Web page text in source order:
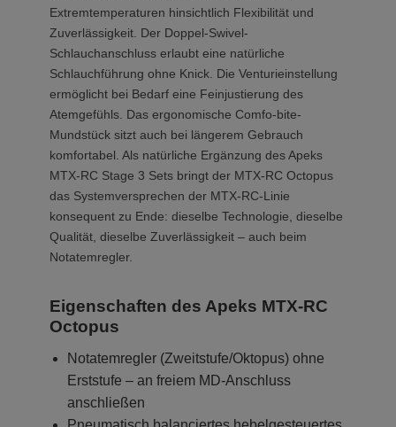
Extremtemperaturen hinsichtlich Flexibilität und
Zuverlässigkeit. Der Doppel-Swivel-
Schlauchanschluss erlaubt eine natürliche
Schlauchführung ohne Knick. Die Venturieinstellung
ermöglicht bei Bedarf eine Feinjustierung des
Atemgefühls. Das ergonomische Comfo-bite-
Mundstück sitzt auch bei längerem Gebrauch
komfortabel. Als natürliche Ergänzung des Apeks
MTX-RC Stage 3 Sets bringt der MTX-RC Octopus
das Systemversprechen der MTX-RC-Linie
konsequent zu Ende: dieselbe Technologie, dieselbe
Qualität, dieselbe Zuverlässigkeit – auch beim
Notatemregler.
Eigenschaften des Apeks MTX-RC
Octopus
Notatemregler (Zweitstufe/Oktopus) ohne
Erststufe – an freiem MD-Anschluss
anschließen